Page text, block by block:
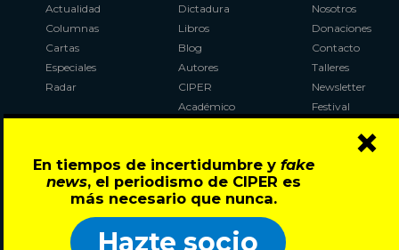
En tiempos de incertidumbre y fake
news, el periodismo de CIPER es
más necesario que nunca.
Hazte socio
×
Actualidad
Columnas
Cartas
Especiales
Radar
Dictadura
Libros
Blog
Autores
CIPER
Académico
Al Plebiscito
con CIPER
Nosotros
Donaciones
Contacto
Talleres
Newsletter
Festival